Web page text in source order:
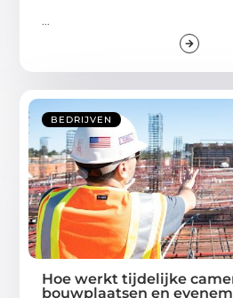
BEDRIJVEN
Hoe werkt tijdelijke
bouwplaatsen en